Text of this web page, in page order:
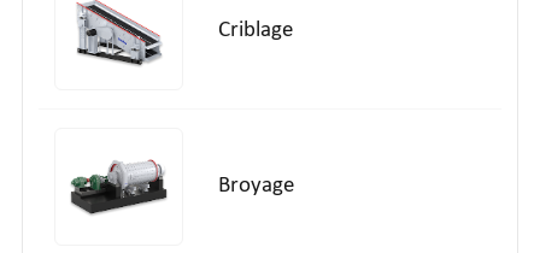
Criblage
Broyage